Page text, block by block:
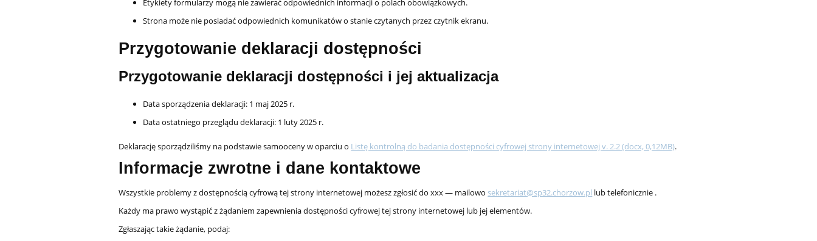
Etykiety formularzy mogą nie zawierać odpowiednich informacji o polach obowiązkowych.
Strona może nie posiadać odpowiednich komunikatów o stanie czytanych przez czytnik ekranu.
Przygotowanie deklaracji dostępności
Przygotowanie deklaracji dostępności i jej aktualizacja
Data sporządzenia deklaracji: 1 maj 2025 r.
Data ostatniego przeglądu deklaracji: 1 luty 2025 r.
Deklarację sporządziliśmy na podstawie samooceny w oparciu o Listę kontrolną do badania dostępności cyfrowej strony internetowej v. 2.2 (docx, 0,12MB).
Informacje zwrotne i dane kontaktowe
Wszystkie problemy z dostępnością cyfrową tej strony internetowej możesz zgłosić doxxx— mailowosekretariat@sp32.chorzow.pl lub telefonicznie .
Każdy ma prawo wystąpić z żądaniem zapewnienia dostępności cyfrowej tej strony internetowej lub jej elementów.
Zgłaszając takie żądanie, podaj: